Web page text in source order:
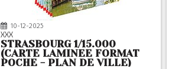
10-12-2025
XXX
STRASBOURG 1/15.000
(CARTE LAMINEE FORMAT
POCHE - PLAN DE VILLE)